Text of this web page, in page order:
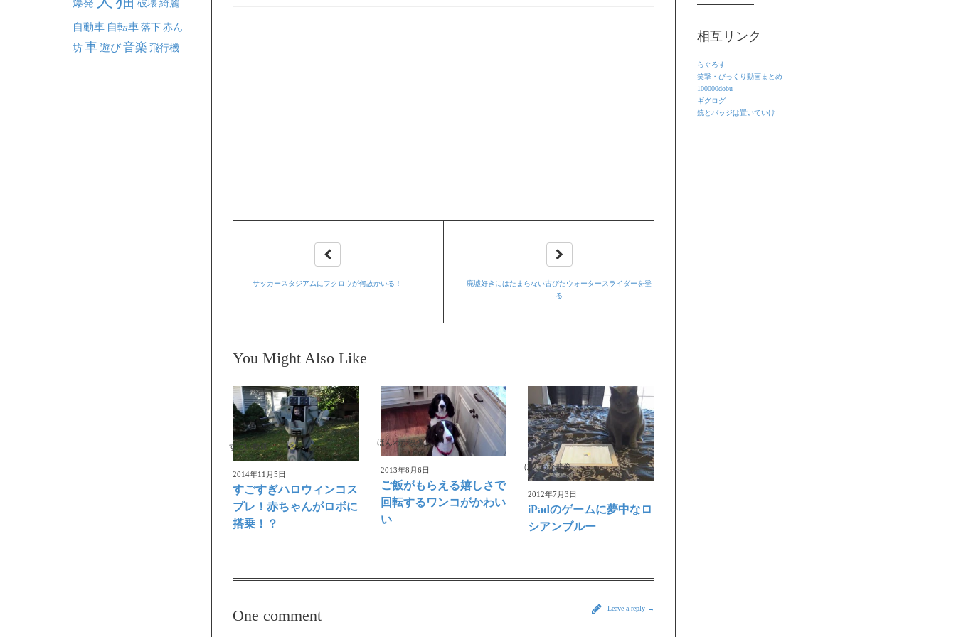
サッカースタジアムにフクロウが何故かいる！
廃墟好きにはたまらない古びたウォータースライダーを登
る
You Might Also Like
すごい動画
2014年11月5日
すごすぎハロウィンコス
プレ！赤ちゃんがロボに
搭乗！？
ほんわか映像
2013年8月6日
ご飯がもらえる嬉しさで
回転するワンコがかわい
い
ほんわか映像
2012年7月3日
iPadのゲームに夢中なロ
シアンブルー
One comment Leave a reply →
相互リンク
らぐろす
笑撃・びっくり動画まとめ
100000dobu
ギグログ
銃とバッジは置いていけ
爆発 破壊綺麗
自動車 自転車落下赤ん
坊車遊び音楽 飛行機